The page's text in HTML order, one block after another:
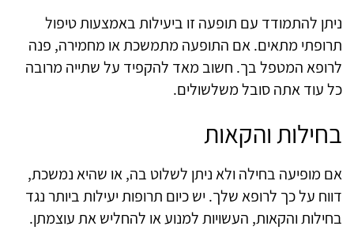
ניתן להתמודד עם תופעה זו ביעילות באמצעות טיפול
תרופתי מתאים. אם התופעה מתמשכת או מחמירה, פנה
לרופא המטפל בך. חשוב מאד להקפיד על שתייה מרובה
כל עוד אתה סובל משלשולים.
בחילות והקאות
אם מופיעה בחילה ולא ניתן לשלוט בה, או שהיא נמשכת,
דווח על כך לרופא שלך. יש כיום תרופות יעילות ביותר נגד
בחילות והקאות, העשויות למנוע או להחליש את עוצמתן.